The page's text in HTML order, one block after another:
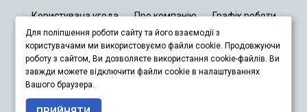
Користувача угода Про компанію Графік роботи
Київ Дніпро Запоріжжя Львів
+380678833929
Для поліпшення роботи сайту та його взаємодії з
користувачами ми використовуємо файли cookie. Продовжуючи
роботу з сайтом, Ви дозволяєте використання cookie-файлів. Ви
завжди можете відключити файли cookie в налаштуваннях
Вашого браузера.